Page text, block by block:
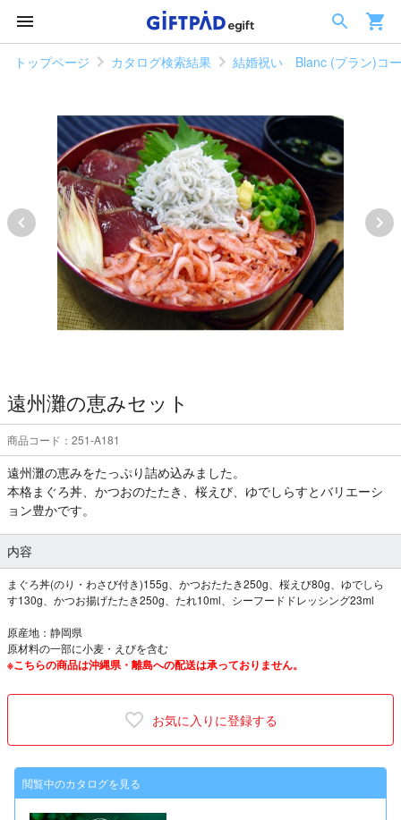
トップページ カタログ検索結果 結婚祝い Blanc (ブラン)コ
遠州灘の恵みセット
商品コード：251-A181
遠州灘の恵みをたっぷり詰め込みました。
本格まぐろ丼、かつおのたたき、桜えび、ゆでしらすとバリエーシ
ョン豊かです。
内容
まぐろ丼(のり・わさび付き)155g、かつおたたき250g、桜えび80g、ゆでしら
す130g、かつお揚げたたき250g、たれ10ml、シーフードドレッシング23ml
原産地：静岡県
原材料の一部に小麦・えびを含む
※こちらの商品は沖縄県・離島への配送は承っておりません。
お気に入りに登録する
閲覧中のカタログを見る